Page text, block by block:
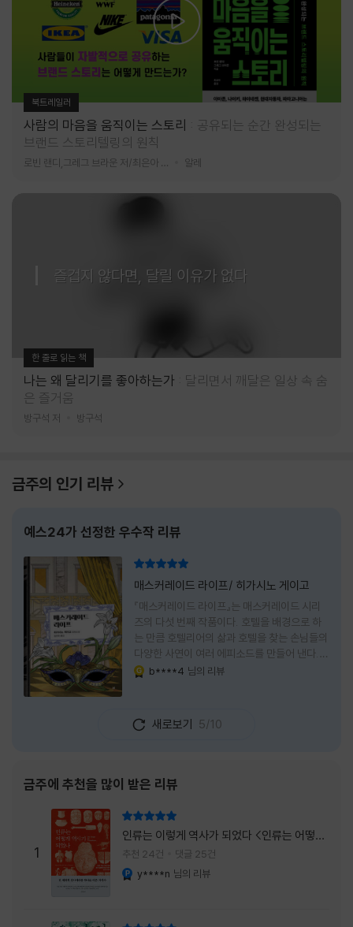
북트레일러
사람의 마음을 움직이는 스토리
공유되는 순간 완성되는
브랜드 스토리텔링의 원칙
알레
즐겁지 않다면, 달릴 이유가 없다
한 줄로 읽는 책
나는 왜 달리기를 좋아하는가
달리면서 깨달은 일상 속 숨
은 즐거움
방구석 저 방구석
금주의 인기 리뷰
예스24가 선정한 우수작 리뷰
매스커레이드 라이프/ 히가시노 게이고
『매스커레이드 라이프』는 매스커레이드 시리
즈의 다섯 번째 작품이다. 호텔을 배경으로 하
는 만큼 호텔리어의 삶과 호텔을 찾는 손님들의
다양한 사연이 여러 에피소드를 만들어 낸다.
주인공은 호텔리어로서의 완벽함을 꿈꾸는 야
는 과정에서 나오미가 다치게 되자, 고스케는
모든 책임을 지고 형사직에서 물러난다. 하지만
을 받게 된다. 그렇게 끝난 4권 이후, 나는 5권
이 출간되기만을 기다렸다. 형사가 아닌 호텔리
어가 된 닛타 고스케의 모습이 무척 궁금했기
때문이다. 그동안 호텔에서 잠복 수사를 하며
어설픈 호텔리어의 가면을 쓰고 있었다면, 이제
는 가면
b****4 님의 리뷰
새로보기 5/10
금주에 추천을 많이 받은 리뷰
1
인류는 이렇게 역사가 되었다 <인류는 어떻게
역사가 되었나>
추천 24건 댓글 25건
y****n 님의 리뷰